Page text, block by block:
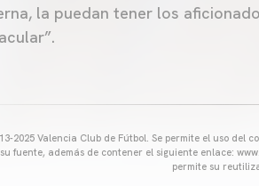
la puedan tener los
2025 Valencia Club de Fútbol. Se permite el uso
fuente, además de contener el siguiente enlace:
permite su